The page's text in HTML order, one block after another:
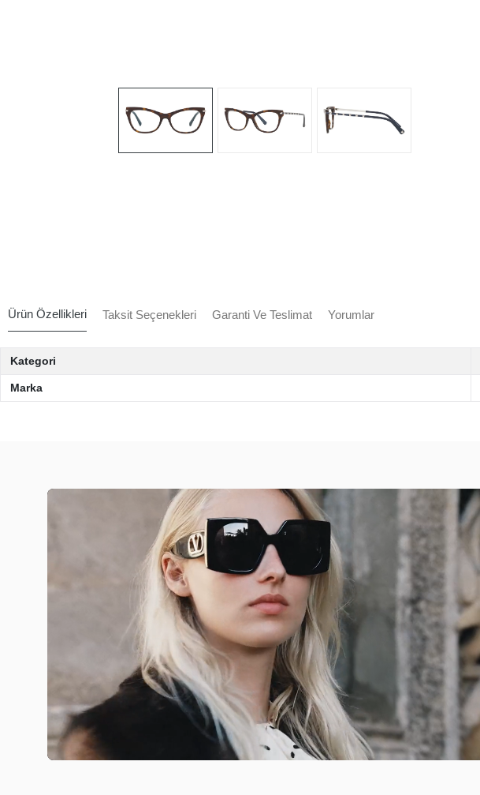
Ürün Özellikleri Taksit Seçenekleri Garanti Ve Teslimat Yorumlar
Kategori
Marka